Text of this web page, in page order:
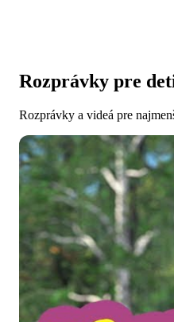
Rozprávky pre
Rozprávky a videá pre